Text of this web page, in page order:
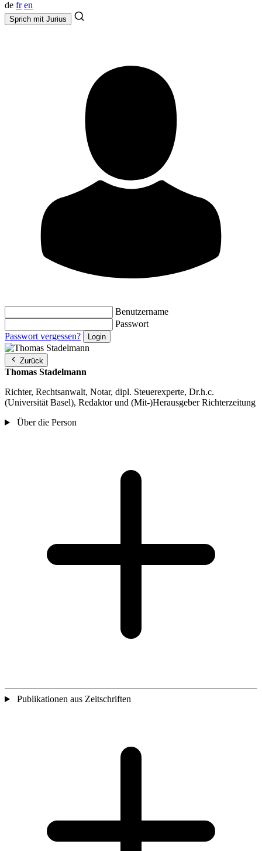
de fr en
Sprich mit Jurius
Benutzername
Passwort
Passwort vergessen?
Zurück
Thomas Stadelmann
Richter, Rechtsanwalt, Notar, dipl. Steuerexperte, Dr.h.c.
(Universität Basel), Redaktor und (Mit-)Herausgeber Richterzeitung
Über die Person
Publikationen aus Zeitschriften